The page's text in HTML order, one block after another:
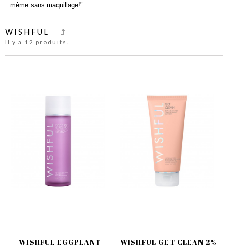
même sans maquillage!"
WISHFUL
Il y a 12 produits.
WISHFUL EGGPLANT WISHFUL GET CLEAN 2%